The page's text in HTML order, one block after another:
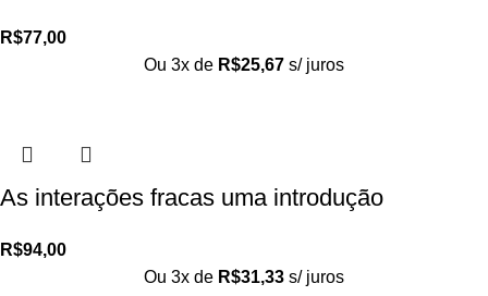
R$77,00
Ou 3x de R$25,67 s/ juros
As interações fracas uma introdução
R$94,00
Ou 3x de R$31,33 s/ juros